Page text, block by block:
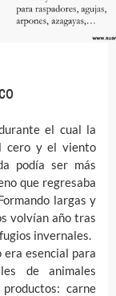
el cual la
cero y el viento
podía ser más
que regresaba
largas y
volvían año tras
invernales.
esencial para
de animales
carne